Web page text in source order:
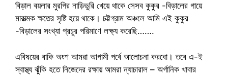
বিড়াল বয়লার মুরগির নাড়িভুরি খেয়ে থাকে সেসব কুকুর -বিড়ালের গায়ে
মারাত্মক ক্ষতের সৃষ্টি হয়ে থাকে। চট্টগ্রাম অঞ্চলে আমি এই কুকুর
-বিড়ালের সংখ্যা প্রচুর পরিমাণে লক্ষ্য করেছি…….
এবিষয়ের বাকি অংশ আমরা আগামী পর্বে আলোচনা করবো। তবে এ-ই
স্বাস্থ্য ঝুঁকি হতে নিজেদের রক্ষায় আমরা ন্যাচারাল – অর্গানিক খাবার